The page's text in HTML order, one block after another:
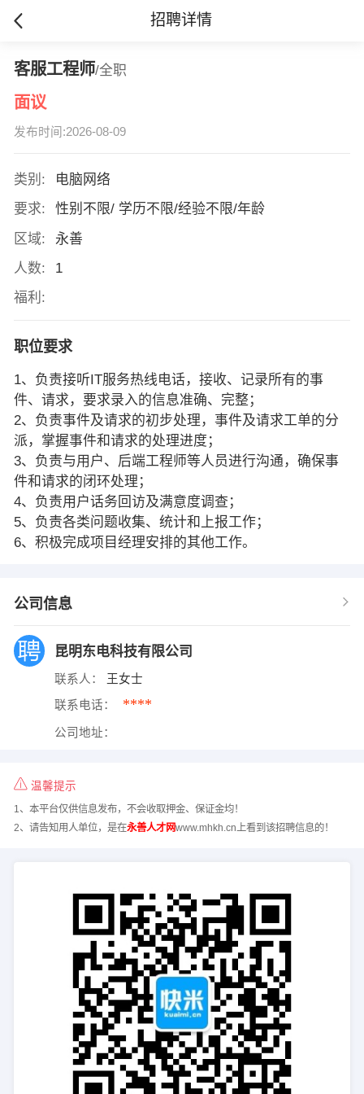
招聘详情
客服工程师/全职
面议
发布时间:2026-08-09
类别:
电脑网络
要求:
性别不限/ 学历不限/经验不限/年龄
区域:
永善
人数:
1
福利:
职位要求
1、负责接听IT服务热线电话，接收、记录所有的事
件、请求，要求录入的信息准确、完整；
2、负责事件及请求的初步处理，事件及请求工单的分
派，掌握事件和请求的处理进度；
3、负责与用户、后端工程师等人员进行沟通，确保事
件和请求的闭环处理；
4、负责用户话务回访及满意度调查；
5、负责各类问题收集、统计和上报工作；
6、积极完成项目经理安排的其他工作。
公司信息
昆明东电科技有限公司
联系人： 王女士
联系电话： ****
公司地址：
温馨提示
1、本平台仅供信息发布，不会收取押金、保证金均！
2、请告知用人单位，是在永善人才网www.mhkh.cn上看到该招聘信息的！